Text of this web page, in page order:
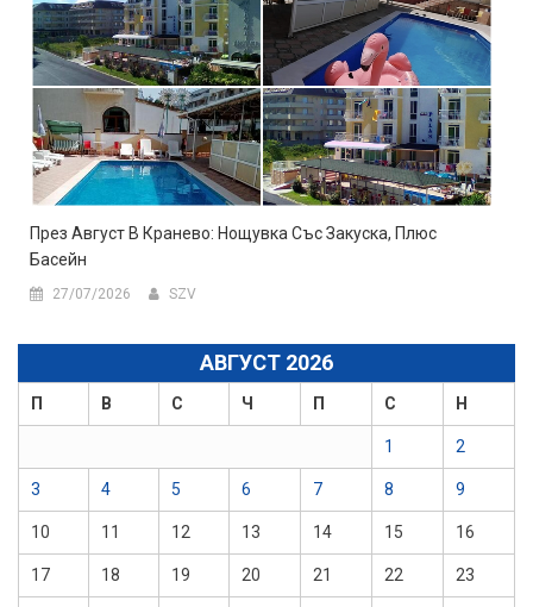
През Август В Кранево: Нощувка Със Закуска, Плюс
Басейн
27/07/2026 SZV
АВГУСТ 2026
П В С Ч П С Н
1 2
3 4 5 6 7 8 9
10 11 12 13 14 15 16
17 18 19 20 21 22 23